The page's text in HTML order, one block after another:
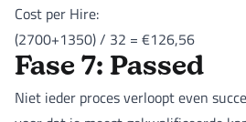
Cost per Hire:
(2700+1350) / 32 = €126,56
Fase 7: Passed
Niet ieder proces verloopt even